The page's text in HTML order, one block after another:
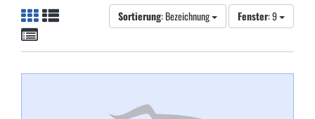
Sortierung: Bezeichnung Fenster: 9